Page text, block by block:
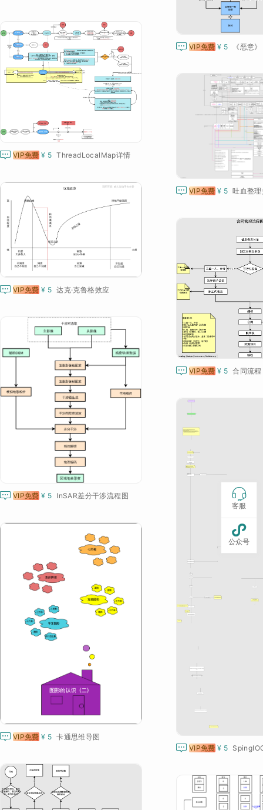
 VIP免费 ¥ 5 《恶意
 VIP免费 ¥ 5 ThreadLocalMap详情
 VIP免费 ¥ 5
 VIP免费 ¥ 5 达克·克鲁格效应
 VIP免费 ¥ 5 合同流程
 VIP免费 ¥ 5 InSAR差分干涉流程图
 VIP免费 ¥ 5
 VIP免费 ¥ 5 卡通思维导图

客服

公众号